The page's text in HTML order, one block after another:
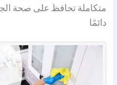
متكاملة تحافظ على صحة
دائمًا